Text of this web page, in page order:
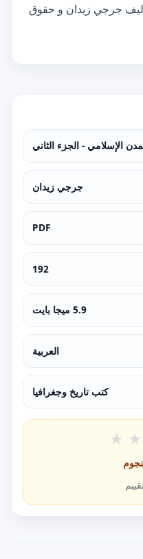
جرجي زيدان و حقوق
الإسلامي - الجزء الثاني
جرجي زيدان
PDF
192
5.9 ميجا بايت
العربية
كتب تاريخ وجغرافيا
★ ★